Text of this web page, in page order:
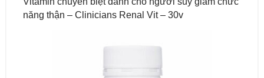
năng thận – Clinicians Renal Vit – 30v